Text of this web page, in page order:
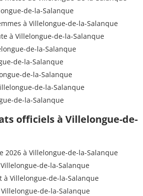
de-la-Salanque
à Villelongue-de-la-Salanque
à Villelongue-de-la-Salanque
de-la-Salanque
de-la-Salanque
de-la-Salanque
de-la-Salanque
de-la-Salanque
officiels à Villelongue-de-
2026 à Villelongue-de-la-Salanque
de-la-Salanque
à Villelongue-de-la-Salanque
de-la-Salanque